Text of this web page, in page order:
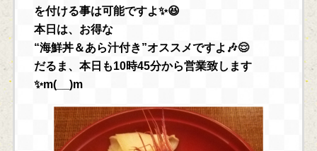
を付ける事は可能ですよ✨😆
本日は、お得な
“海鮮丼＆あら汁付き”オススメですよ🎶😌
だるま、本日も10時45分から営業致します
✨m(__)m